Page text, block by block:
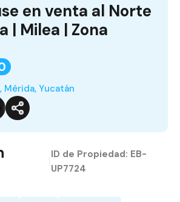
en venta al Norte
| Milea | Zona
Mérida, Yucatán
ID de Propiedad: EB-
UP7724